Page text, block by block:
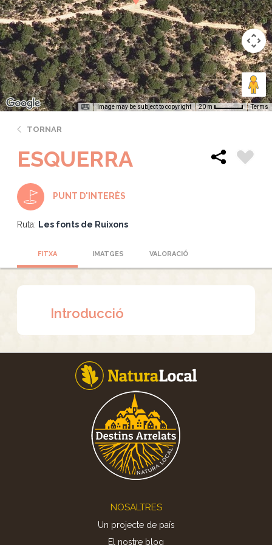
Image may be subject to copyright 20 m Terms
TORNAR
ESQUERRA
PUNT D'INTERÈS
Ruta: Les fonts de Ruixons
FITXA IMATGES VALORACIÓ
Introducció
NOSALTRES
Un projecte de país
El nostre blog